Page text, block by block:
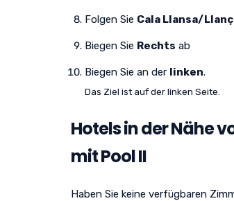
Folgen Sie Cala Llansa/
Biegen Sie Rechts ab
Biegen Sie an der linken.
Das Ziel ist auf der linken Seite.
Hotels in der Nähe
mit Pool II
Haben Sie keine verfügbaren